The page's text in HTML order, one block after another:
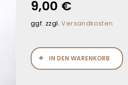
9,00 €
ggf. zzgl.Versandkosten
IN DEN WARENKORB